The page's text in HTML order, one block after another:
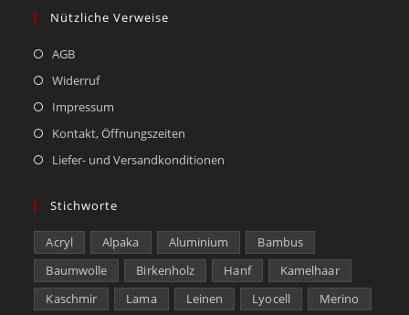
Nützliche Verweise
AGB
Widerruf
Impressum
Kontakt, Öffnungszeiten
Liefer- und Versandkonditionen
Stichworte
Acryl Alpaka Aluminium
Bambus
Baumwolle
Birkenholz Hanf
Kamelhaar
Kaschmir
Lama Leinen Lyocell
Merino